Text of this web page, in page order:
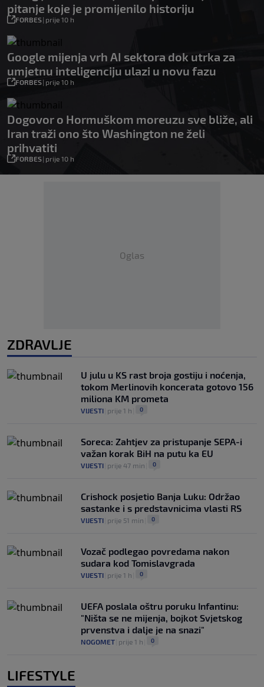
pitanje koje je promijenilo historiju
FORBES| prije 10 h
Google mijenja vrh AI sektora dok utrka za
umjetnu inteligenciju ulazi u novu fazu
FORBES| prije 10 h
Dogovor o Hormuškom moreuzu sve bliže, ali
Iran traži ono što Washington ne želi
prihvatiti
FORBES| prije 10 h
Oglas
ZDRAVLJE
U julu u KS rast broja gostiju i noćenja,
tokom Merlinovih koncerata gotovo 156
miliona KM prometa
VIJESTI prije 1 h 0
Soreca: Zahtjev za pristupanje SEPA-i
važan korak BiH na putu ka EU
VIJESTI prije 47 min 0
Crishock posjetio Banja Luku: Održao
sastanke i s predstavnicima vlasti RS
VIJESTI prije 51 min 0
Vozač podlegao povredama nakon
sudara kod Tomislavgrada
VIJESTI prije 1 h 0
UEFA poslala oštru poruku Infantinu:
"Ništa se ne mijenja, bojkot Svjetskog
prvenstva i dalje je na snazi"
NOGOMET prije 1 h 0
LIFESTYLE